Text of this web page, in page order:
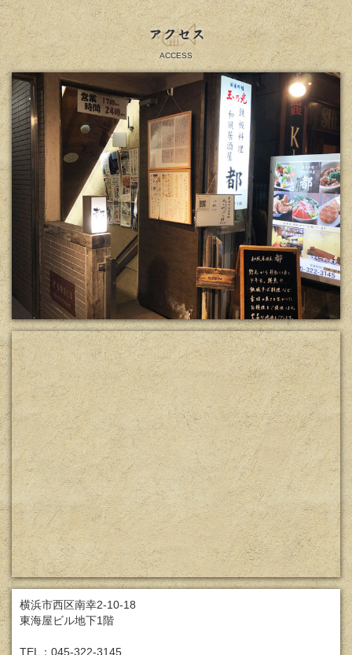
アクセス
ACCESS
横浜市西区南幸2-10-18
東海屋ビル地下1階
TEL：045-322-3145